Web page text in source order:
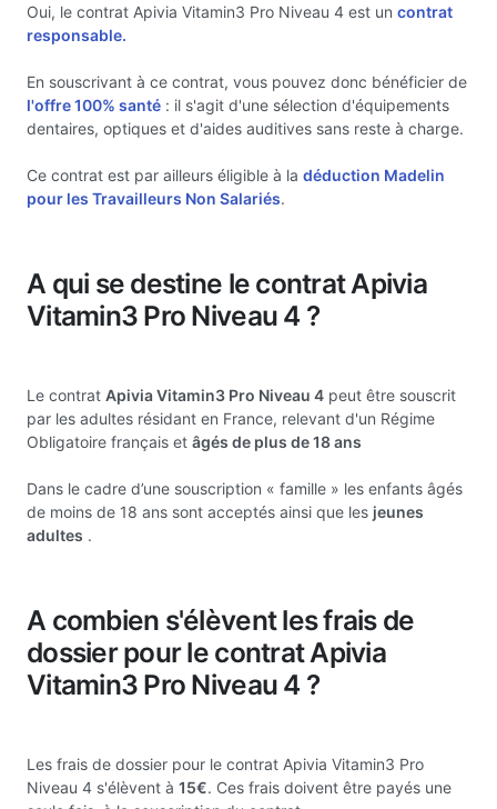
Oui, le contrat Apivia Vitamin3 Pro Niveau 4 est un contrat
responsable.
En souscrivant à ce contrat, vous pouvez donc bénéficier de
l'offre 100% santé : il s'agit d'une sélection d'équipements
dentaires, optiques et d'aides auditives sans reste à charge.
Ce contrat est par ailleurs éligible à la déduction Madelin
pour les Travailleurs Non Salariés.
A qui se destine le contrat Apivia
Vitamin3 Pro Niveau 4 ?
Le contrat Apivia Vitamin3 Pro Niveau 4 peut être souscrit
par les adultes résidant en France, relevant d'un Régime
Obligatoire français et âgés de plus de 18 ans
Dans le cadre d’une souscription « famille » les enfants âgés
de moins de 18 ans sont acceptés ainsi que les jeunes
adultes .
A combien s'élèvent les frais de
dossier pour le contrat Apivia
Vitamin3 Pro Niveau 4 ?
Les frais de dossier pour le contrat Apivia Vitamin3 Pro
Niveau 4 s'élèvent à 15€. Ces frais doivent être payés une